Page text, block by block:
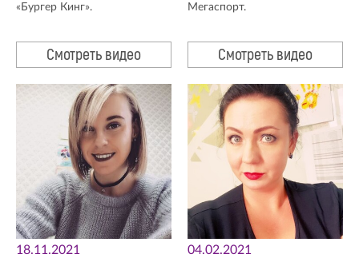
«Бургер Кинг».
Смотреть видео
Мегаспорт.
Смотреть видео
18.11.2021 04.02.2021